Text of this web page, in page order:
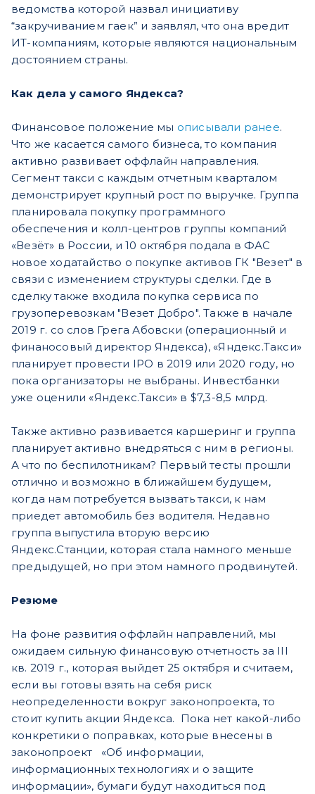
ведомства которой назвал инициативу
“закручиванием гаек” и заявлял, что она вредит
ИТ-компаниям, которые являются национальным
достоянием страны.
Как дела у самого Яндекса?
Финансовое положение мы описывали ранее.
Что же касается самого бизнеса, то компания
активно развивает оффлайн направления.
Сегмент такси с каждым отчетным кварталом
демонстрирует крупный рост по выручке. Группа
планировала покупку программного
обеспечения и колл-центров группы компаний
«Везёт» в России, и 10 октября подала в ФАС
новое ходатайство о покупке активов ГК "Везет" в
связи с изменением структуры сделки. Где в
сделку также входила покупка сервиса по
грузоперевозкам "Везет Добро". Также в начале
2019 г. со слов Грега Абовски (операционный и
финаносовый директор Яндекса), «Яндекс.Такси»
планирует провести IPO в 2019 или 2020 году, но
пока организаторы не выбраны. Инвестбанки
уже оценили «Яндекс.Такси» в $7,3-8,5 млрд.
Также активно развивается каршеринг и группа
планирует активно внедряться с ним в регионы.
А что по беспилотникам? Первый тесты прошли
отлично и возможно в ближайшем будущем,
когда нам потребуется вызвать такси, к нам
приедет автомобиль без водителя. Недавно
группа выпустила вторую версию
Яндекс.Станции, которая стала намного меньше
предыдущей, но при этом намного продвинутей.
Резюме
На фоне развития оффлайн направлений, мы
ожидаем сильную финансовую отчетность за III
кв. 2019 г., которая выйдет 25 октября и считаем,
если вы готовы взять на себя риск
неопределенности вокруг законопроекта, то
стоит купить акции Яндекса. Пока нет какой-либо
конкретики о поправках, которые внесены в
законопроект «Об информации,
информационных технологиях и о защите
информации», бумаги будут находиться под